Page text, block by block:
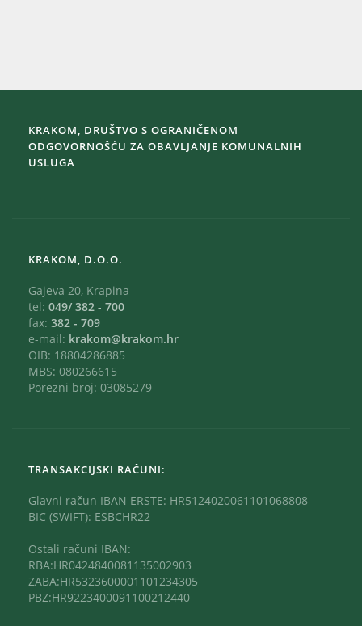
KRAKOM, DRUŠTVO S OGRANIČENOM
ODGOVORNOŠĆU ZA OBAVLJANJE KOMUNALNIH
USLUGA
KRAKOM, D.O.O.
Gajeva 20, Krapina
tel: 049/ 382 - 700
fax: 382 - 709
e-mail: krakom@krakom.hr
OIB: 18804286885
MBS: 080266615
Porezni broj: 03085279
TRANSAKCIJSKI RAČUNI:
Glavni račun IBAN ERSTE: HR5124020061101068808
BIC (SWIFT): ESBCHR22
Ostali računi IBAN:
RBA:HR0424840081135002903
ZABA:HR5323600001101234305
PBZ:HR9223400091100212440